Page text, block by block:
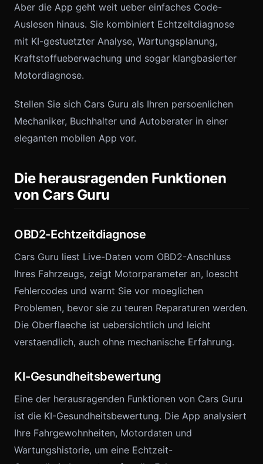
Aber die App geht weit ueber einfaches Code-
Auslesen hinaus. Sie kombiniert Echtzeitdiagnose
mit KI-gestuetzter Analyse, Wartungsplanung,
Kraftstoffueberwachung und sogar klangbasierter
Motordiagnose.
Stellen Sie sich Cars Guru als Ihren persoenlichen
Mechaniker, Buchhalter und Autoberater in einer
eleganten mobilen App vor.
Die herausragenden Funktionen
von Cars Guru
OBD2-Echtzeitdiagnose
Cars Guru liest Live-Daten vom OBD2-Anschluss
Ihres Fahrzeugs, zeigt Motorparameter an, loescht
Fehlercodes und warnt Sie vor moeglichen
Problemen, bevor sie zu teuren Reparaturen werden.
Die Oberflaeche ist uebersichtlich und leicht
verstaendlich, auch ohne mechanische Erfahrung.
KI-Gesundheitsbewertung
Eine der herausragenden Funktionen von Cars Guru
ist die KI-Gesundheitsbewertung. Die App analysiert
Ihre Fahrgewohnheiten, Motordaten und
Wartungshistorie, um eine Echtzeit-